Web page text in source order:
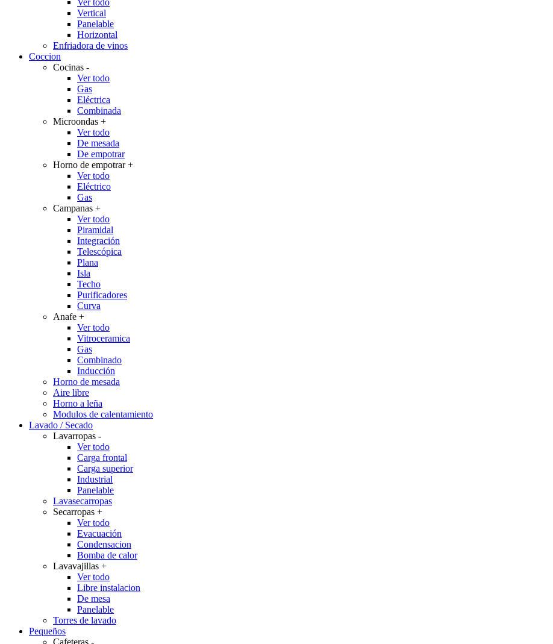
Ver todo
Vertical
Panelable
Horizontal
Enfriadora de vinos
Coccion
Cocinas -
Ver todo
Gas
Eléctrica
Combinada
Microondas +
Ver todo
De mesada
De empotrar
Horno de empotrar+
Ver todo
Eléctrico
Gas
Campanas +
Ver todo
Piramidal
Integración
Telescópica
Plana
Isla
Techo
Purificadores
Curva
Anafe +
Ver todo
Vitroceramica
Gas
Combinado
Inducción
Horno de mesada
Aire libre
Horno a leña
Modulos de calentamiento
Lavado / Secado
Lavarropas -
Ver todo
Carga frontal
Carga superior
Industrial
Panelable
Lavasecarropas
Secarropas +
Ver todo
Evacuación
Condensacion
Bomba de calor
Lavavajillas +
Ver todo
Libre instalacion
De mesa
Panelable
Torres de lavado
Pequeños
Cafeteras -